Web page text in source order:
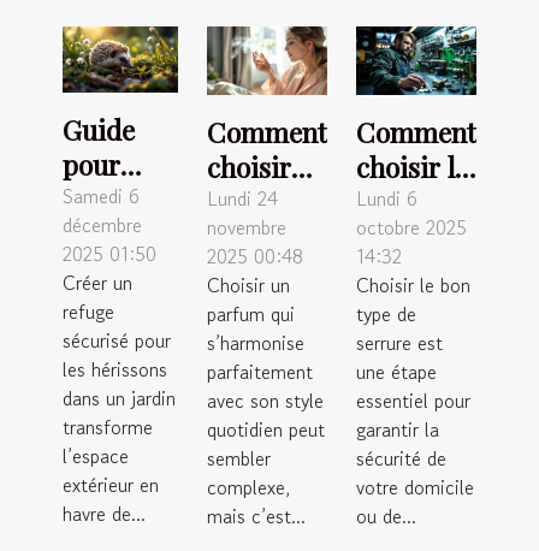
Guide
pour
créer un
habitat
favorable
aux
hérissons
dans les
jardins
Samedi 6
décembre
2025 01:50
Créer un
refuge
sécurisé pour
les hérissons
dans un jardin
transforme
l’espace
extérieur en
havre de...
Comment
choisir
un
parfum
quotidien
qui
complète
votre
style ?
Lundi 24
novembre
2025 00:48
Choisir un
parfum qui
s’harmonise
parfaitement
avec son style
quotidien peut
sembler
complexe,
mais c’est...
Comment
choisir le
bon type
de
serrure
pour
votre
sécurité ?
Lundi 6
octobre 2025
14:32
Choisir le bon
type de
serrure est
une étape
essentiel pour
garantir la
sécurité de
votre domicile
ou de...